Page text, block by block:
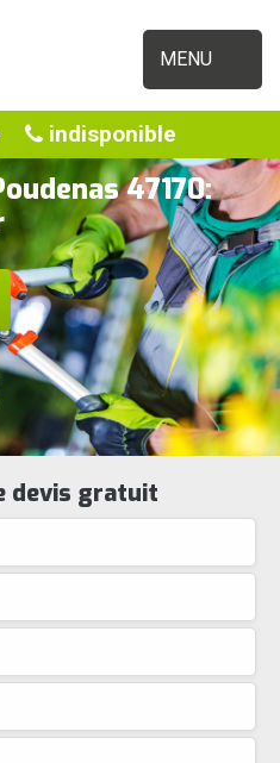
MENU
indisponible
47170:
devis gratuit